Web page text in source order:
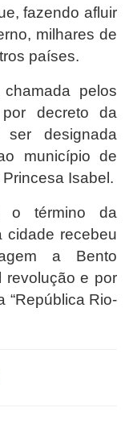
fazendo afluir
milhares de
países.
pelos
decreto da
designada
município de
Isabel.
o término da
cidade recebeu
a Bento
revolução e por
“República Rio-